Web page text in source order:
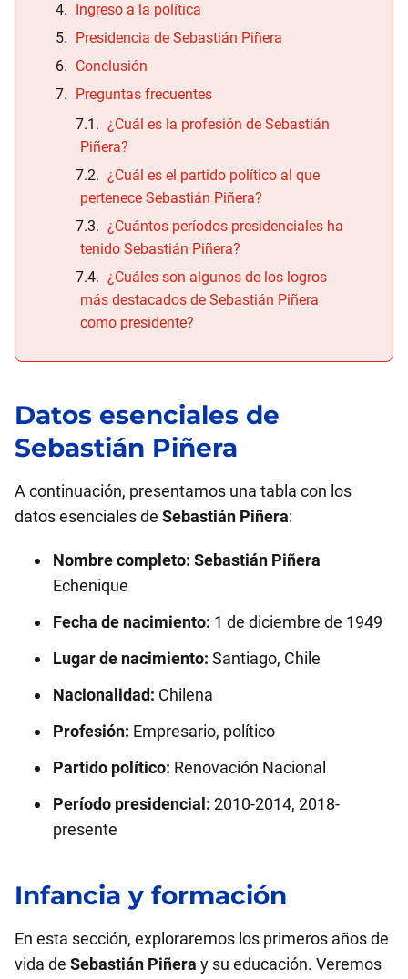
Ingreso a la política
Presidencia de Sebastián Piñera
Conclusión
Preguntas frecuentes
¿Cuál es la profesión de Sebastián
Piñera?
¿Cuál es el partido político al que
pertenece Sebastián Piñera?
¿Cuántos períodos presidenciales ha
tenido Sebastián Piñera?
¿Cuáles son algunos de los logros
más destacados de Sebastián Piñera
como presidente?
Datos esenciales de
Sebastián Piñera
A continuación, presentamos una tabla con los
datos esenciales de Sebastián Piñera:
Nombre completo: Sebastián Piñera
Echenique
Fecha de nacimiento: 1 de diciembre de 1949
Lugar de nacimiento: Santiago, Chile
Nacionalidad: Chilena
Profesión: Empresario, político
Partido político: Renovación Nacional
Período presidencial: 2010-2014, 2018-
presente
Infancia y formación
En esta sección, exploraremos los primeros años de
vida de Sebastián Piñera y su educación. Veremos